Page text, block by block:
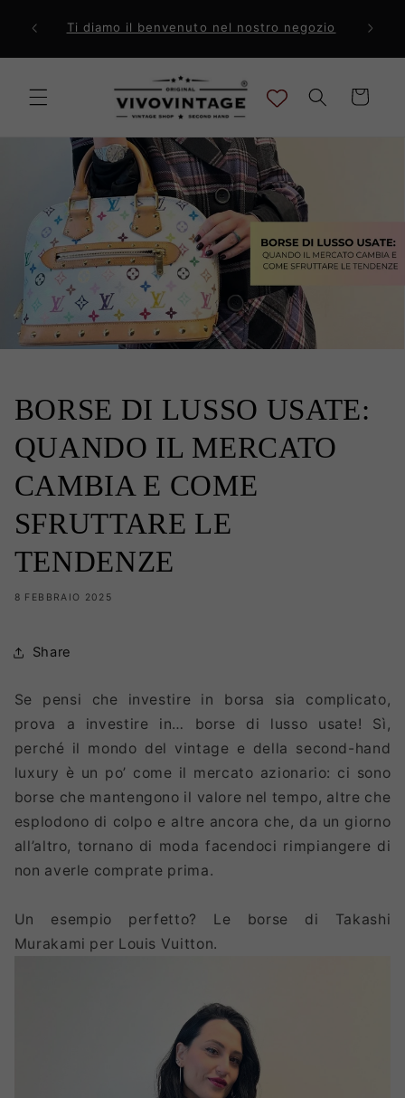
direttamente
ai contenuti
a 99€ Ti diamo il benvenuto nel nostro negozio
Carrello
BORSE DI LUSSO USATE:
QUANDO IL MERCATO
CAMBIA E COME
SFRUTTARE LE
TENDENZE
8 FEBBRAIO 2025
Share
Se pensi che investire in borsa sia complicato,
prova a investire in… borse di lusso usate! Sì,
perché il mondo del vintage e della second-hand
luxury è un po’ come il mercato azionario: ci sono
borse che mantengono il valore nel tempo, altre che
esplodono di colpo e altre ancora che, da un giorno
all’altro, tornano di moda facendoci rimpiangere di
non averle comprate prima.
Un esempio perfetto? Le borse di Takashi
Murakami per Louis Vuitton.